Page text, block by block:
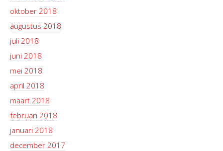
oktober 2018
augustus 2018
juli 2018
juni 2018
mei 2018
april 2018
maart 2018
februari 2018
januari 2018
december 2017